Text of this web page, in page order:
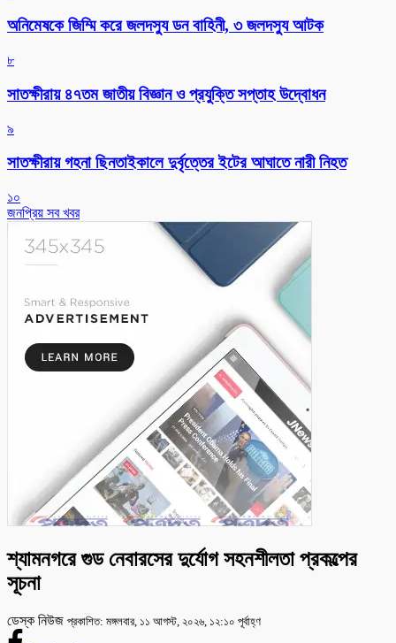
অনিমেষকে জিম্মি করে জলদস্যু ডন বাহিনী, ৩ জলদস্যু আটক
৮
সাতক্ষীরায় ৪৭তম জাতীয় বিজ্ঞান ও প্রযুক্তি সপ্তাহ উদ্বোধন
৯
সাতক্ষীরায় গহনা ছিনতাইকালে দুর্বৃত্তের ইটের আঘাতে নারী নিহত
১০
জনপ্রিয় সব খবর
শ্যামনগরে গুড নেবারসের দুর্যোগ সহনশীলতা প্রকল্পের
সূচনা
ডেস্ক নিউজ প্রকাশিত: মঙ্গলবার, ১১ আগস্ট, ২০২৬, ১২:১০ পূর্বাহ্ণ